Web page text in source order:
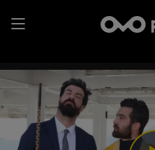
1. Sezon 26. Bölüm